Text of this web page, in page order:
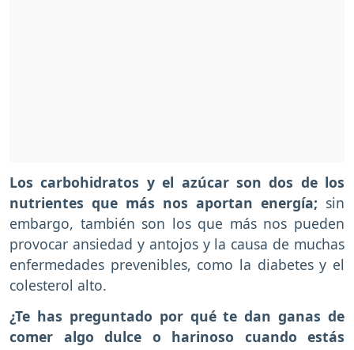
Los carbohidratos y el azúcar son dos de los
nutrientes que más nos aportan energía; sin
embargo, también son los que más nos pueden
provocar ansiedad y antojos y la causa de muchas
enfermedades prevenibles, como la diabetes y el
colesterol alto.
¿Te has preguntado por qué te dan ganas de
comer algo dulce o harinoso cuando estás